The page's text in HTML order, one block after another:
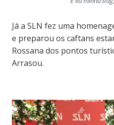
Já a SLN fez uma
e preparou os caftans
Rossana dos pontos
Arrasou.